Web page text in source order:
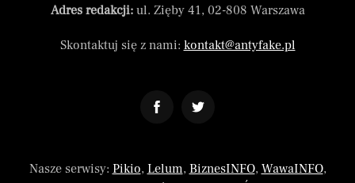
Adres redakcji:ul. Zięby 41, 02-808 Warszawa
Skontaktuj się z nami: kontakt@antyfake.pl
Nasze serwisy: Pikio, Lelum, BiznesINFO, WawaINFO,